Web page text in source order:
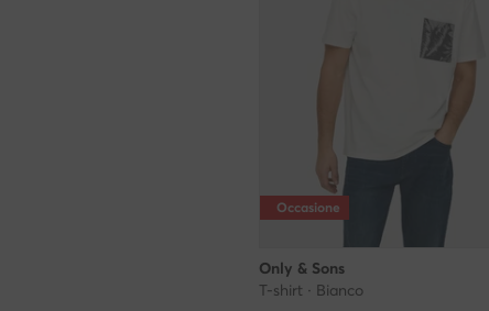
Occasione
Only & Sons
T-shirt · Bianco